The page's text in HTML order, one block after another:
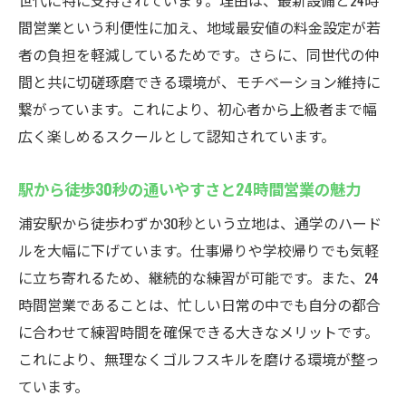
若い世代に人気！ウテミル浦安のゴルフスクー
ル紹介
若年層が集まるインドアゴルフスクールの
特徴
同年代の仲間と切磋琢磨できる練習環境
やすい
ゴルフ初心者も安心の手ぶら体験が可能
クラブ発送サービスで遠方利用も手軽に
口コミで評判のインドアゴルフスクールを
体験
地域最安値5000円〜！ウテミル浦安駅前のゴル
フスクール
間営業という利便性に加え、地域最安値の料金設定が若
者の負担を軽減しているためです。さらに、同世代の仲
間と共に切磋琢磨できる環境が、モチベーション維持に
繋がっています。これにより、初心者から上級者まで幅
広く楽しめるスクールとして認知されています。
駅から徒歩30秒の通いやすさと24時間営業の魅力
浦安駅から徒歩わずか30秒という立地は、通学のハード
ルを大幅に下げています。仕事帰りや学校帰りでも気軽
に立ち寄れるため、継続的な練習が可能です。また、24
時間営業であることは、忙しい日常の中でも自分の都合
に合わせて練習時間を確保できる大きなメリットです。
これにより、無理なくゴルフスキルを磨ける環境が整っ
ています。